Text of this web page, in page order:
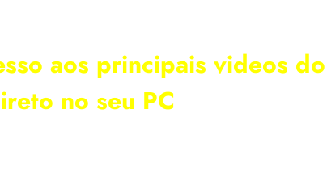
aos principais videos do
no seu PC